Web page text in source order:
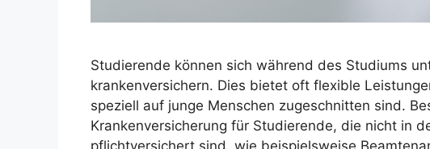
Studierende können sich während des Studiums
krankenversichern. Dies bietet oft flexible
speziell auf junge Menschen zugeschnitten sind.
Krankenversicherung für Studierende, die nicht in
pflichtversichert sind, wie beispielsweise